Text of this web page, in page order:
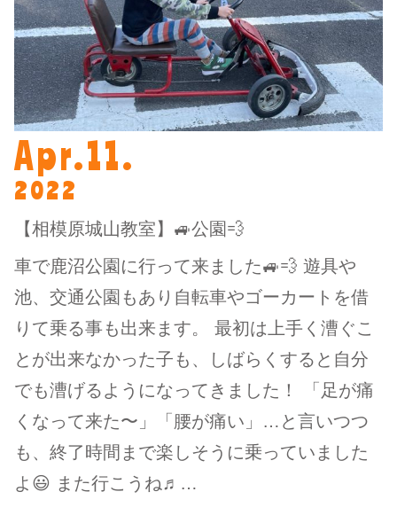
Apr.11.
2022
【相模原城山教室】🚙公園💨
車で鹿沼公園に行って来ました🚙💨 遊具や
池、交通公園もあり自転車やゴーカートを借
りて乗る事も出来ます。 最初は上手く漕ぐこ
とが出来なかった子も、しばらくすると自分
でも漕げるようになってきました！ 「足が痛
くなって来た〜」「腰が痛い」…と言いつつ
も、終了時間まで楽しそうに乗っていました
よ😃 また行こうね♬…